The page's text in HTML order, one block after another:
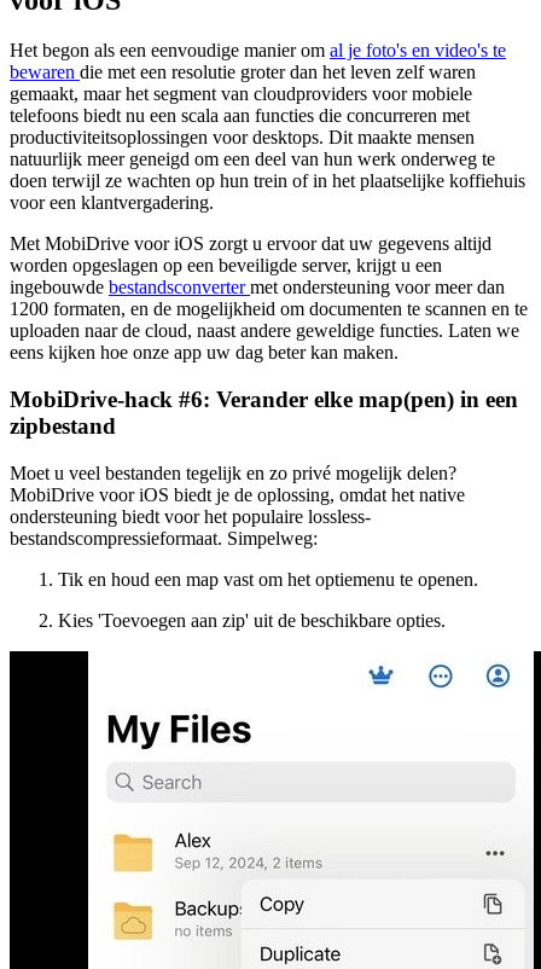
Het begon als een eenvoudige manier om al je foto's en video's te
bewaren die met een resolutie groter dan het leven zelf waren
gemaakt, maar het segment van cloudproviders voor mobiele
telefoons biedt nu een scala aan functies die concurreren met
productiviteitsoplossingen voor desktops. Dit maakte mensen
natuurlijk meer geneigd om een deel van hun werk onderweg te
doen terwijl ze wachten op hun trein of in het plaatselijke koffiehuis
voor een klantvergadering.
Met MobiDrive voor iOS zorgt u ervoor dat uw gegevens altijd
worden opgeslagen op een beveiligde server, krijgt u een
ingebouwde bestandsconvertermet ondersteuning voor meer dan
1200 formaten, en de mogelijkheid om documenten te scannen en te
uploaden naar de cloud, naast andere geweldige functies. Laten we
eens kijken hoe onze app uw dag beter kan maken.
MobiDrive-hack #6: Verander elke map(pen) in een
zipbestand
Moet u veel bestanden tegelijk en zo privé mogelijk delen?
MobiDrive voor iOS biedt je de oplossing, omdat het native
ondersteuning biedt voor het populaire lossless-
bestandscompressieformaat. Simpelweg:
Tik en houd een map vast om het optiemenu te openen.
Kies 'Toevoegen aan zip' uit de beschikbare opties.